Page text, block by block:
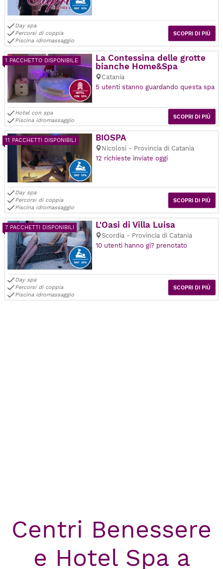
SCOPRI DI PIÙ
Day spa
Percorsi di coppia
Piscina idromassaggio
1 PACCHETTO DISPONIBILE
La Contessina delle grotte
bianche Home&Spa
Catania
5 utenti stanno guardando questa spa
SCOPRI DI PIÙ
Hotel con spa
Piscina idromassaggio
11 PACCHETTI DISPONIBILI BIOSPA
Nicolosi - Provincia di Catania
12 richieste inviate oggi
SCOPRI DI PIÙ
Day spa
Percorsi di coppia
Piscina idromassaggio
7 PACCHETTI DISPONIBILI L'Oasi di Villa Luisa
Scordia - Provincia di Catania
10 utenti hanno gi? prenotato
SCOPRI DI PIÙ
Day spa
Percorsi di coppia
Piscina idromassaggio
Centri Benessere
e Hotel Spa a